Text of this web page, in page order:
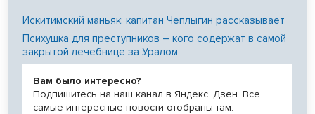
Искитимский маньяк: капитан Чеплыгин рассказывает
Психушка для преступников – кого содержат в самой
закрытой лечебнице за Уралом
Вам было интересно?
Подпишитесь на наш канал в Яндекс. Дзен. Все
самые интересные новости отобраны там.